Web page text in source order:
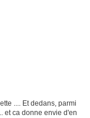
.... Et dedans, parmi
et ca donne envie d'en